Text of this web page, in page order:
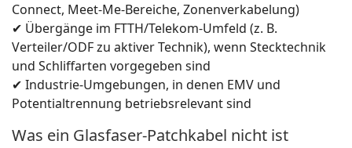
Connect, Meet-Me-Bereiche, Zonenverkabelung)
✔ Übergänge im FTTH/Telekom-Umfeld (z. B.
Verteiler/ODF zu aktiver Technik), wenn Stecktechnik
und Schliffarten vorgegeben sind
✔ Industrie-Umgebungen, in denen EMV und
Potentialtrennung betriebsrelevant sind
Was ein Glasfaser-Patchkabel nicht ist